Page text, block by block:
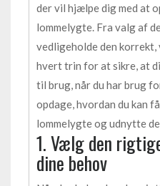
der vil hjælpe dig med at
lommelygte. Fra valg af
vedligeholde den korrekt,
hvert trin for at sikre, at
til brug, når du har brug
opdage, hvordan du kan
lommelygte og udnytte
1. Vælg den
dine behov